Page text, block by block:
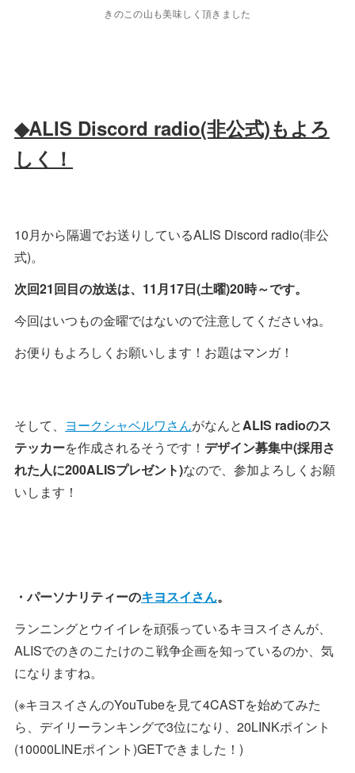
きのこの山も美味しく頂きました
◆ALIS Discord radio(非公式)もよろ
しく！
10月から隔週でお送りしているALIS Discord radio(非公
式)。
次回21回目の放送は、11月17日(土曜)20時～です。
今回はいつもの金曜ではないので注意してくださいね。
お便りもよろしくお願いします！お題はマンガ！
そして、 ヨークシャベルワさんがなんとALIS radioのス
テッカーを作成されるそうです！ デザイン募集中(採用さ
れた人に200ALISプレゼント)なので、参加よろしくお願
いします！
・パーソナリティーのキヨスイさん。
ランニングとウイイレを頑張っているキヨスイさんが、
ALISでのきのこたけのこ戦争企画を知っているのか、気
になりますね。
(※キヨスイさんのYouTubeを見て4CASTを始めてみた
ら、デイリーランキングで3位になり、20LINKポイント
(10000LINEポイント)GETできました！)